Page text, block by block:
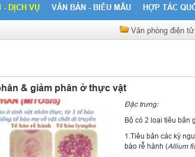
- DỊCH VỤ VĂN BẢN - BIỂU MẪU HỢP TÁC
Văn phòng điện tử
& giảm phân ở thực vật
Đặc trưng:
Bộ có 2 loại tiêu bản
1.Tiêu bản các kỳ
bào rễ hành (Allium